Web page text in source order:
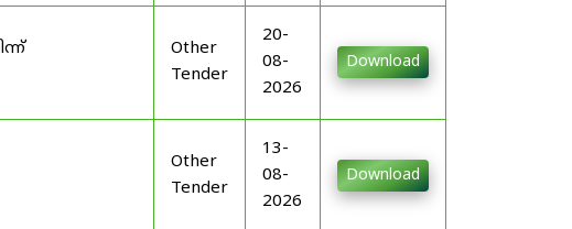
Other
Tender
20-
08-
2026
Download
Other
Tender
13-
08-
2026
Download